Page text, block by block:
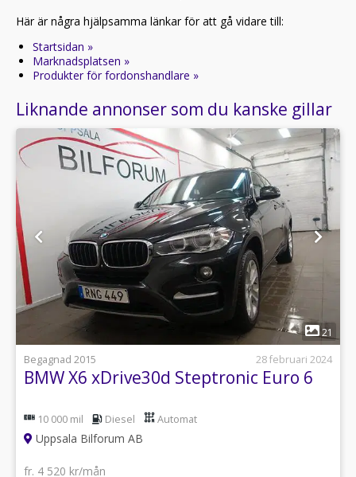
Här är några hjälpsamma länkar för att gå vidare till:
Startsidan »
Marknadsplatsen »
Produkter för fordonshandlare »
Liknande annonser som du kanske gillar
1
21
Begagnad 2015
28 februari 2024
BMW X6 xDrive30d Steptronic Euro 6
10 000 mil Diesel Automat
Uppsala Bilforum AB
fr. 4 520 kr/mån